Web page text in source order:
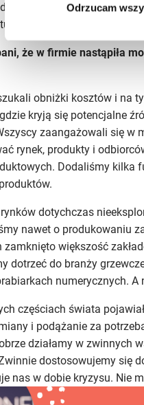
Odrzucam
„w gotowości
gdyby reszta załogi
że w firmie nastąpiła
obniżki kosztów i na
kryją się potencjalne
zaangażowali się w
rynek, produkty i
Dodaliśmy kilka
dotychczas
nawet o produkowaniu
zamknięto większość
dotrzeć do branży
numerycznych.
częściach świata
i podążanie za
działamy w zwinnych
dostosowujemy się
nas w dobie kryzysu. Nie